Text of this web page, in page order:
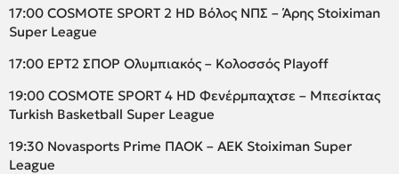
17:00 COSMOTE SPORT 2 HD Βόλος ΝΠΣ – Άρης Stoiximan
Super League
17:00 ΕΡΤ2 ΣΠΟΡ Ολυμπιακός – Κολοσσός Playoff
19:00 COSMOTE SPORT 4 HD Φενέρμπαχτσε – Μπεσίκτας
Turkish Basketball Super League
19:30 Novasports Prime ΠΑΟΚ – ΑΕΚ Stoiximan Super
League